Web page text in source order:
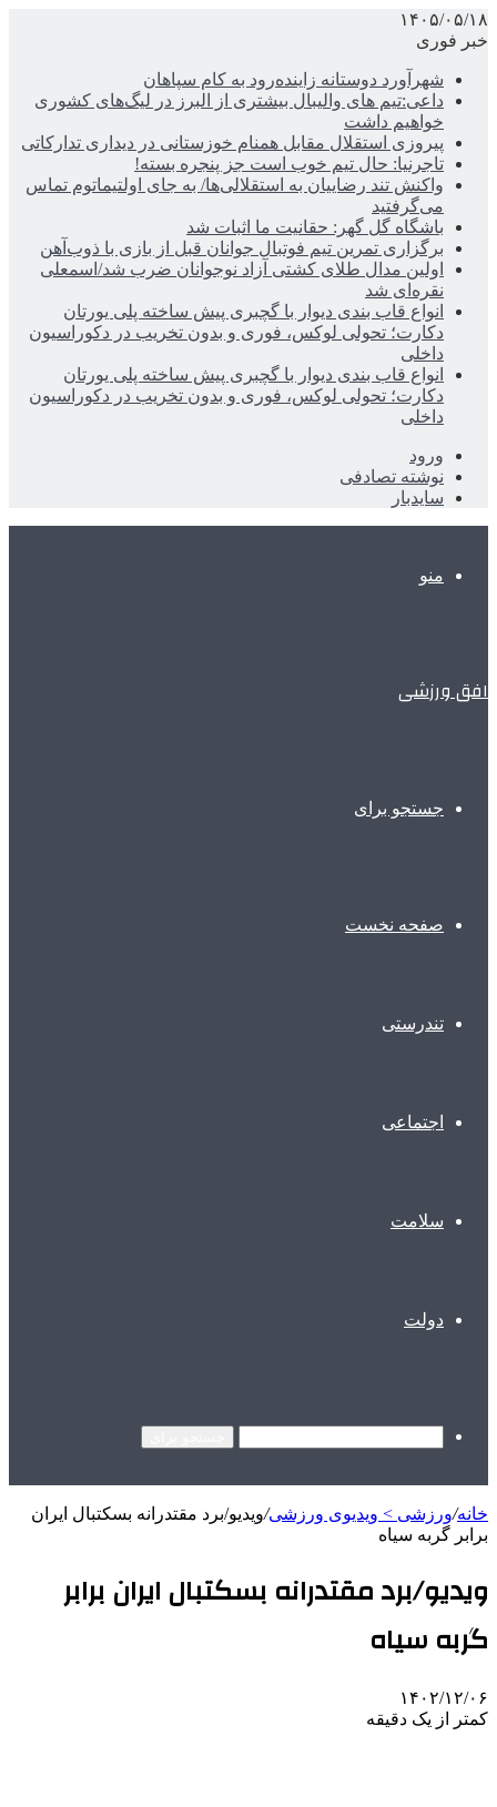
۱۴۰۵/۰۵/۱۸
خبر فوری
شهرآورد دوستانه زاینده‌رود به کام سپاهان
داعی:تیم های والیبال بیشتری از البرز در لیگ‌های کشوری
خواهیم داشت
پیروزی استقلال مقابل همنام خوزستانی در دیداری تدارکاتی
تاجرنیا: حال تیم خوب است جز پنجره بسته!
واکنش تند رضاییان به استقلالی‌ها/ به جای اولتیماتوم تماس
می‌گرفتید
باشگاه گل گهر: حقانیت ما اثبات شد
برگزاری تمرین تیم فوتبال جوانان قبل از بازی با ذوب‌آهن
اولین مدال طلای کشتی آزاد نوجوانان ضرب شد/اسمعلی
نقره‌ای شد
انواع قاب بندی دیوار با گچبری پیش ساخته پلی یورتان
دکارت؛ تحولی لوکس، فوری و بدون تخریب در دکوراسیون
داخلی
انواع قاب بندی دیوار با گچبری پیش ساخته پلی یورتان
دکارت؛ تحولی لوکس، فوری و بدون تخریب در دکوراسیون
داخلی
ورود
نوشته تصادفی
سایدبار
منو
افق ورزشی
جستجو برای
صفحه نخست
تندرستی
اجتماعی
سلامت
دولت
خانه/ورزشی > ویدیوی ورزشی/ویدیو/برد مقتدرانه بسکتبال ایران
برابر گربه سیاه
ویدیو/برد مقتدرانه بسکتبال ایران برابر
گربه سیاه
۱۴۰۲/۱۲/۰۶
کمتر از یک دقیقه